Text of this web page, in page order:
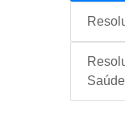
Saúde